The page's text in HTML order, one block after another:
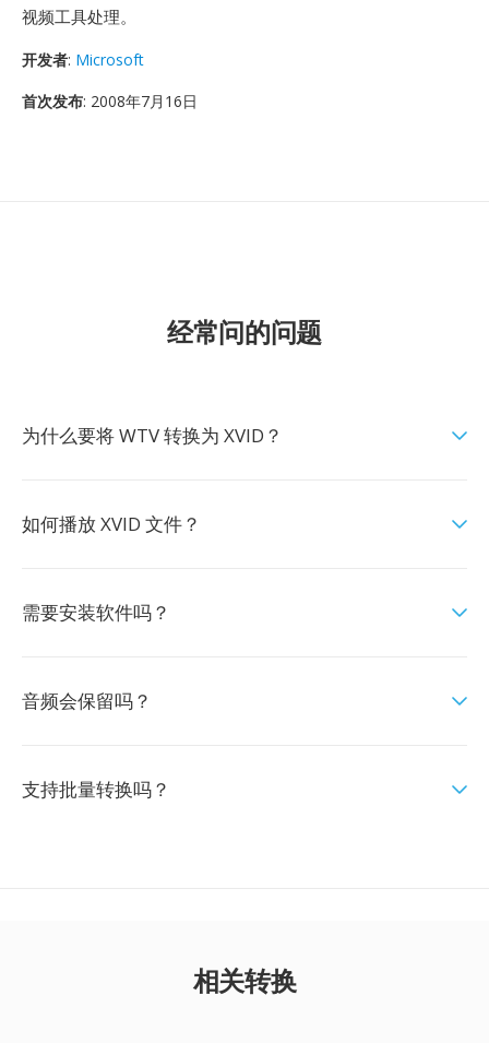
视频工具处理。
开发者: Microsoft
首次发布: 2008年7月16日
经常问的问题
为什么要将 WTV 转换为 XVID？
如何播放 XVID 文件？
需要安装软件吗？
音频会保留吗？
支持批量转换吗？
相关转换